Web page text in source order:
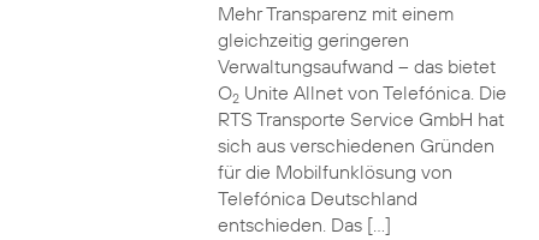
Mehr Transparenz mit einem
gleichzeitig geringeren
Verwaltungsaufwand – das bietet
O2Unite Allnet von Telefónica. Die
RTS Transporte Service GmbH hat
sich aus verschiedenen Gründen
für die Mobilfunklösung von
Telefónica Deutschland
entschieden. Das […]